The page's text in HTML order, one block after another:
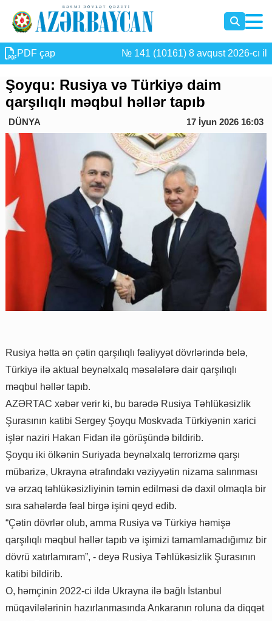
PDF çap № 141 (10161) 8 avqust 2026-cı il
Şoyqu: Rusiya və Türkiyə daim
qarşılıqlı məqbul həllər tapıb
DÜNYA 17 İyun 2026 16:03
Rusiya hətta ən çətin qarşılıqlı fəaliyyət dövrlərində belə,
Türkiyə ilə aktual beynəlxalq məsələlərə dair qarşılıqlı
məqbul həllər tapıb.
AZƏRTAC xəbər verir ki, bu barədə Rusiya Təhlükəsizlik
Şurasının katibi Sergey Şoyqu Moskvada Türkiyənin xarici
işlər naziri Hakan Fidan ilə görüşündə bildirib.
Şoyqu iki ölkənin Suriyada beynəlxalq terrorizmə qarşı
mübarizə, Ukrayna ətrafındakı vəziyyətin nizama salınması
və ərzaq təhlükəsizliyinin təmin edilməsi də daxil olmaqla bir
sıra sahələrdə fəal birgə işini qeyd edib.
“Çətin dövrlər olub, amma Rusiya və Türkiyə həmişə
qarşılıqlı məqbul həllər tapıb və işimizi tamamlamadığımız bir
dövrü xatırlamıram”, - deyə Rusiya Təhlükəsizlik Şurasının
katibi bildirib.
O, həmçinin 2022-ci ildə Ukrayna ilə bağlı İstanbul
müqavilələrinin hazırlanmasında Ankaranın roluna da diqqət